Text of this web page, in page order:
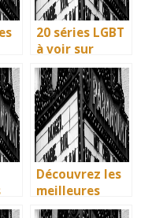
20 séries LGBT
à voir sur
Netflix : quand
science-fiction
et diversité
font des
étincelles
du
Découvrez les
meilleures
solutions